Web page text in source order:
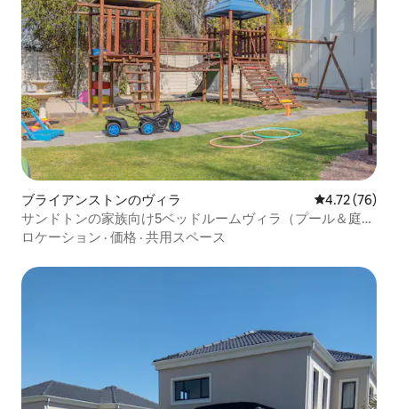
ブライアンストンのヴィラ レビュー76
4.72 (76)
サンドトンの家族向け5ベッドルームヴィラ（プール＆庭園
付き）
ロケーション · 価格 · 共用スペース